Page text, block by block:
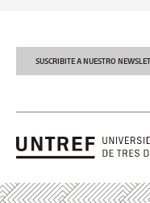
SUSCRIBITE A NUESTRO